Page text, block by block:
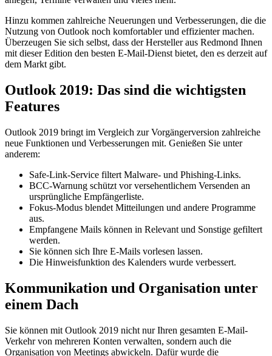
Hinzu kommen zahlreiche Neuerungen und Verbesserungen, die die
Nutzung von Outlook noch komfortabler und effizienter machen.
Überzeugen Sie sich selbst, dass der Hersteller aus Redmond Ihnen
mit dieser Edition den besten E-Mail-Dienst bietet, den es derzeit auf
dem Markt gibt.
Outlook 2019: Das sind die wichtigsten
Features
Outlook 2019 bringt im Vergleich zur Vorgängerversion zahlreiche
neue Funktionen und Verbesserungen mit. Genießen Sie unter
anderem:
Safe-Link-Service filtert Malware- und Phishing-Links.
BCC-Warnung schützt vor versehentlichem Versenden an
ursprüngliche Empfängerliste.
Fokus-Modus blendet Mitteilungen und andere Programme
aus.
Empfangene Mails können in Relevant und Sonstige gefiltert
werden.
Sie können sich Ihre E-Mails vorlesen lassen.
Die Hinweisfunktion des Kalenders wurde verbessert.
Kommunikation und Organisation unter
einem Dach
Sie können mit Outlook 2019 nicht nur Ihren gesamten E-Mail-
Verkehr von mehreren Konten verwalten, sondern auch die
Organisation von Meetings abwickeln. Dafür wurde die